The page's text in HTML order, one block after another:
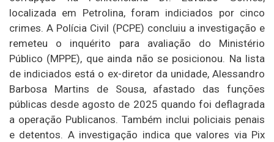
localizada em Petrolina, foram indiciados por cinco
crimes. A Polícia Civil (PCPE) concluiu a investigação e
remeteu o inquérito para avaliação do Ministério
Público (MPPE), que ainda não se posicionou. Na lista
de indiciados está o ex-diretor da unidade, Alessandro
Barbosa Martins de Sousa, afastado das funções
públicas desde agosto de 2025 quando foi deflagrada
a operação Publicanos. Também inclui policiais penais
e detentos. A investigação indica que valores via Pix